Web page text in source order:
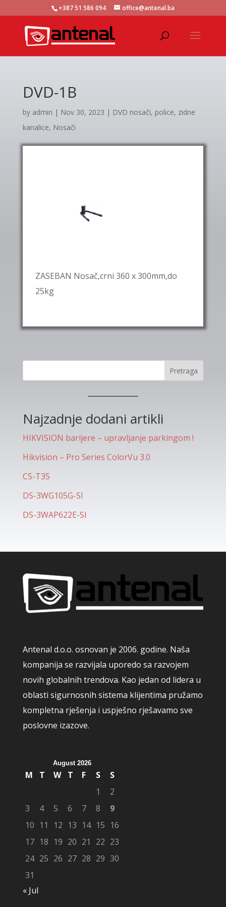
+387 51 586 094 office@antenal.ba
DVD-1B
by admin | Nov 30, 2023 | DVD nosači, police, zidne
kanalice, Nosači
ZASEBAN Nosač,crni 360 x 300mm,do
25kg
Pretraga
Najzadnje dodani artikli
HIKVISION barijere – upravljanje parkingom !
Hikvision – Pro Series ColorVu 3.0
CS-T35
DS-3WG105G-SI
DS-3WAP622E-SI
Antenal d.o.o. osnovan je 2006. godine. Naša
kompanija se razvijala uporedo sa razvojem
novih globalnih trendova. Kao jedan od lidera u
oblasti sigurnosnih sistema klijentima pružamo
kompletna rješenja i uspješno rješavamo sve
poslovne izazove.
August 2026
M T W T F S
S
1
2
3
4 5 6 7 8
9
10 11 12 13 14 15 16
17 18 19 20 21 22 23
24 25 26 27 28 29 30
31
« Jul